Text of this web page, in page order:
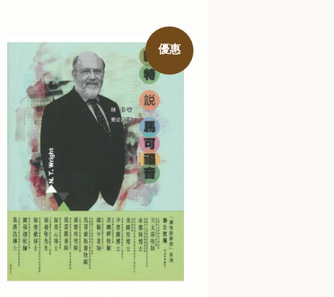
優惠